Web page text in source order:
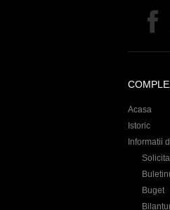
Acasa
Istoric
Informatii
Buget